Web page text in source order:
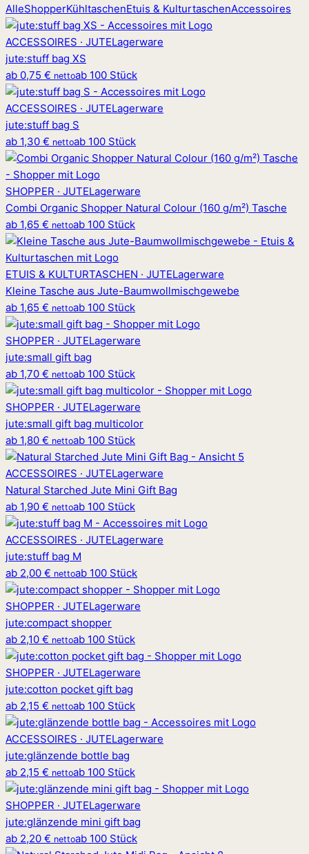
AlleShopperKühltaschenEtuis & KulturtaschenAccessoires
ACCESSOIRES · JUTELagerware
jute:stuff bag XS
ab 0,75 € nettoab 100 Stück
ACCESSOIRES · JUTELagerware
jute:stuff bag S
ab 1,30 € nettoab 100 Stück
SHOPPER · JUTELagerware
Combi Organic Shopper Natural Colour (160 g/m²) Tasche
ab 1,65 € nettoab 100 Stück
ETUIS & KULTURTASCHEN · JUTELagerware
Kleine Tasche aus Jute-Baumwollmischgewebe
ab 1,65 € nettoab 100 Stück
SHOPPER · JUTELagerware
jute:small gift bag
ab 1,70 € nettoab 100 Stück
SHOPPER · JUTELagerware
jute:small gift bag multicolor
ab 1,80 € nettoab 100 Stück
ACCESSOIRES · JUTELagerware
Natural Starched Jute Mini Gift Bag
ab 1,90 € nettoab 100 Stück
ACCESSOIRES · JUTELagerware
jute:stuff bag M
ab 2,00 € nettoab 100 Stück
SHOPPER · JUTELagerware
jute:compact shopper
ab 2,10 € nettoab 100 Stück
SHOPPER · JUTELagerware
jute:cotton pocket gift bag
ab 2,15 € nettoab 100 Stück
ACCESSOIRES · JUTELagerware
jute:glänzende bottle bag
ab 2,15 € nettoab 100 Stück
SHOPPER · JUTELagerware
jute:glänzende mini gift bag
ab 2,20 € nettoab 100 Stück